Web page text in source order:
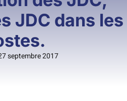
JDC dans les
septembre 2017